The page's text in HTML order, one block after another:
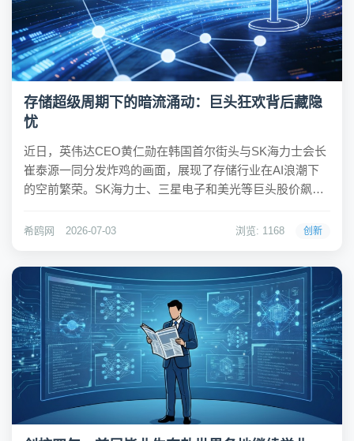
存储超级周期下的暗流涌动：巨头狂欢背后藏隐
忧
近日，英伟达CEO黄仁勋在韩国首尔街头与SK海力士会长
崔泰源一同分发炸鸡的画面，展现了存储行业在AI浪潮下
的空前繁荣。SK海力士、三星电子和美光等巨头股价飙
储超级周期并非没有阴影，从上游原厂到下游终端，各方
希鸥网 2026-07-03 浏览: 1168 创新